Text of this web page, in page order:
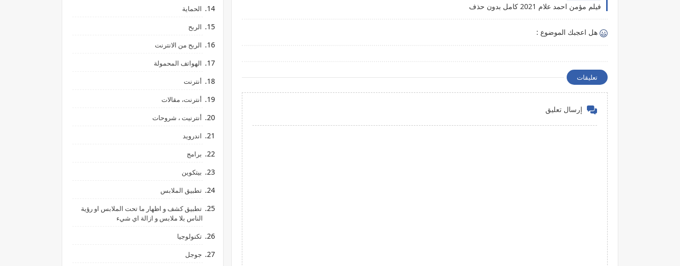
فيلم مؤمن احمد علام 2021 كامل بدون حذف
هل اعجبك الموضوع :
تعليقات
إرسال تعليق
الحماية
الربح
الربح من الانترنت
الهواتف المحمولة
أنترنت
أنترنت، مقالات
أنترنيت ، شروحات
اندرويد
برامج
بيتكوين
تطبيق الملابس
تطبيق كشف و اظهار ما تحت الملابس او رؤية
الناس بلا ملابس و ازالة اي شيء
تكنولوجيا
جوجل